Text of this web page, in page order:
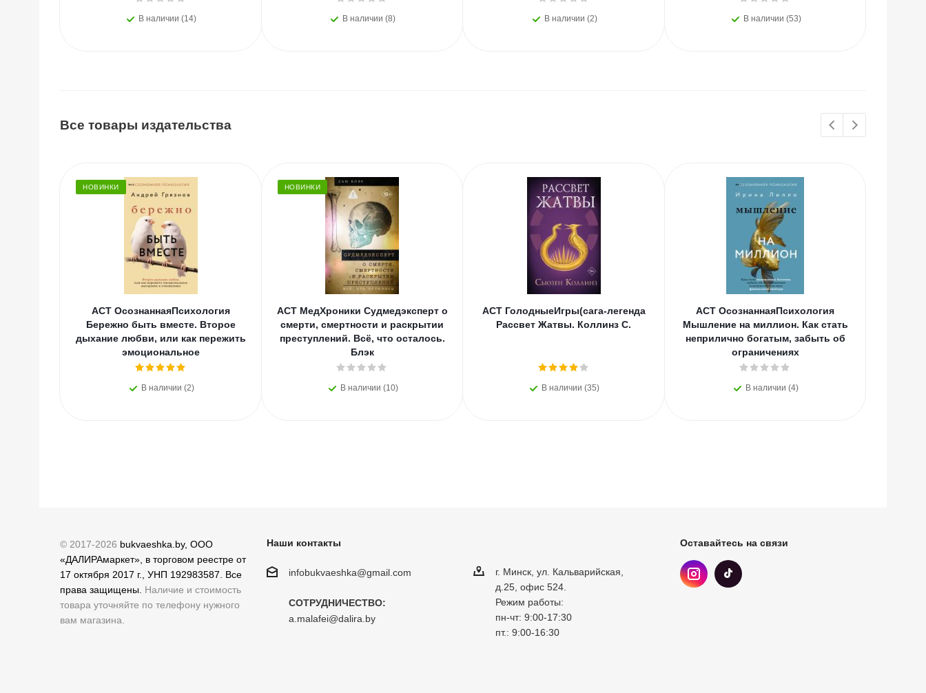
В наличии (14) В наличии (8) В наличии (2) В наличии (53)
Все товары издательства
НОВИНКИ
АСТ ОсознаннаяПсихология
Бережно быть вместе. Второе
дыхание любви, или как пережить
эмоциональное
В наличии (2)
НОВИНКИ
АСТ МедХроники Судмедэксперт о
смерти, смертности и раскрытии
преступлений. Всё, что осталось.
Блэк
В наличии (10)
АСТ ГолодныеИгры(сага-легенда
Рассвет Жатвы. Коллинз С.
В наличии (35)
АСТ ОсознаннаяПсихология
Мышление на миллион. Как стать
неприлично богатым, забыть об
ограничениях
В наличии (4)
© 2017-2026 bukvaeshka.by, ООО
«ДАЛИРАмаркет», в торговом реестре от
17 октября 2017 г., УНП 192983587. Все
права защищены. Наличие и стоимость
товара уточняйте по телефону нужного
вам магазина.
Наши контакты
infobukvaeshka@gmail.com
СОТРУДНИЧЕСТВО:
a.malafei@dalira.by
г. Минск, ул. Кальварийская,
д.25, офис 524.
Режим работы:
пн-чт: 9:00-17:30
пт.: 9:00-16:30
Оставайтесь на связи